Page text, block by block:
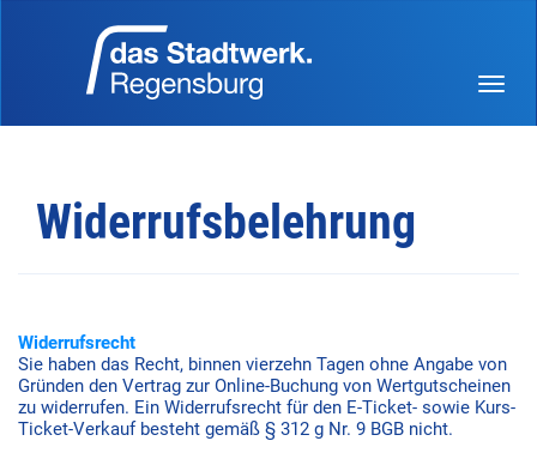
Menü
Widerrufsbelehrung
Widerrufsrecht
Sie haben das Recht, binnen vierzehn Tagen ohne Angabe von
Gründen den Vertrag zur Online-Buchung von Wertgutscheinen
zu widerrufen. Ein Widerrufsrecht für den E-Ticket- sowie Kurs-
Ticket-Verkauf besteht gemäß § 312 g Nr. 9 BGB nicht.